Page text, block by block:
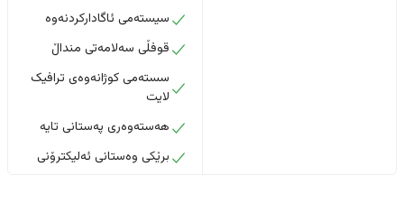
سیستەمی ئاگادارکردنەوە
قوفڵی سەلامەتی منداڵ
سستەمی کوژانەوەی ترافیک
لایت
هەستەوەری پەستانی تایە
برێکی وەستانی ئەلیکترۆنی